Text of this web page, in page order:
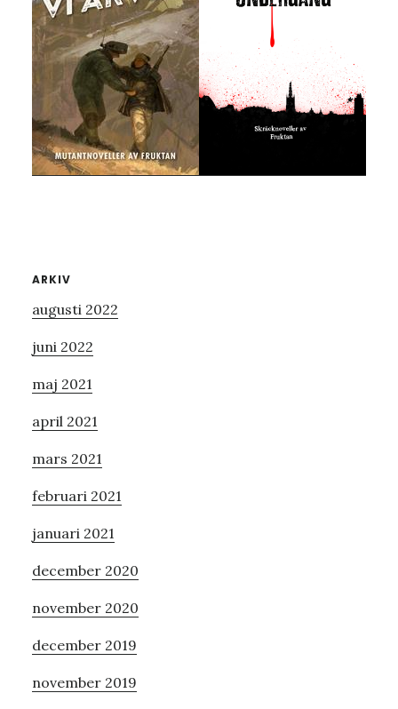
Primärt
sidofält
ARKIV
augusti 2022
juni 2022
maj 2021
april 2021
mars 2021
februari 2021
januari 2021
december 2020
november 2020
december 2019
november 2019